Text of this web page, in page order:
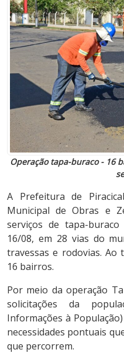
Operação tapa-buraco - 16
A Prefeitura de
Municipal de Obras e
serviços de tapa-
16/08, em 28 vias do
travessas e rodovias. Ao
16 bairros.
Por meio da operação
solicitações da
Informações à
necessidades pontuais
que percorrem.